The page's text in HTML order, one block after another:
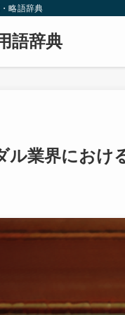
略語辞典
語辞典
ル業界におけ